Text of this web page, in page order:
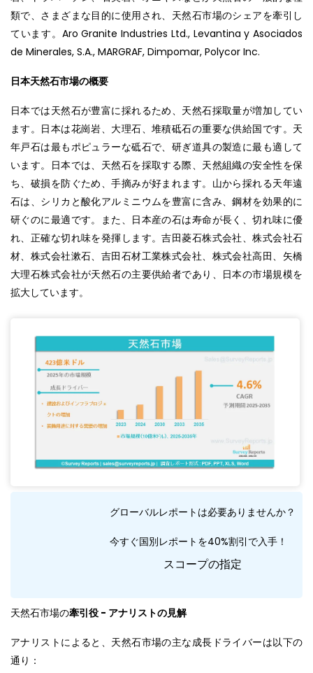
類で、さまざまな目的に使用され、天然石市場のシェアを牽引し
ています。Aro Granite Industries Ltd., Levantina y Asociados
de Minerales, S.A., MARGRAF, Dimpomar, Polycor Inc.
日本天然石市場の概要
日本では天然石が豊富に採れるため、天然石採取量が増加してい
ます。日本は花崗岩、大理石、堆積砥石の重要な供給国です。天
年戸石は最もポピュラーな砥石で、研ぎ道具の製造に最も適して
います。日本では、天然石を採取する際、天然組織の安全性を保
ち、破損を防ぐため、手摘みが好まれます。山から採れる天年遠
石は、シリカと酸化アルミニウムを豊富に含み、鋼材を効果的に
研ぐのに最適です。また、日本産の石は寿命が長く、切れ味に優
れ、正確な切れ味を発揮します。吉田菱石株式会社、株式会社石
材、株式会社漱石、吉田石材工業株式会社、株式会社高田、矢橋
大理石株式会社が天然石の主要供給者であり、日本の市場規模を
拡大しています。
グローバルレポートは必要ありませんか？
今すぐ国別レポートを40%割引で入手！
スコープの指定
天然石市場の牽引役 - アナリストの見解
アナリストによると、天然石市場の主な成長ドライバーは以下の
通り：